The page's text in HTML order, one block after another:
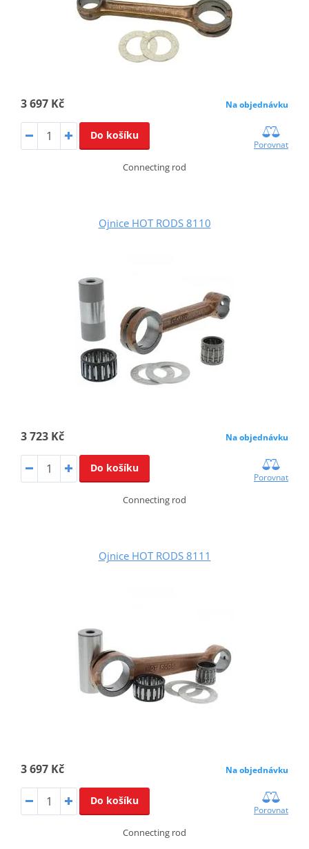
3 697 Kč Na objednávku
Do košíku
Porovnat
Connecting rod
Ojnice HOT RODS 8110
3 723 Kč Na objednávku
Do košíku
Porovnat
Connecting rod
Ojnice HOT RODS 8111
3 697 Kč Na objednávku
Do košíku
Porovnat
Connecting rod